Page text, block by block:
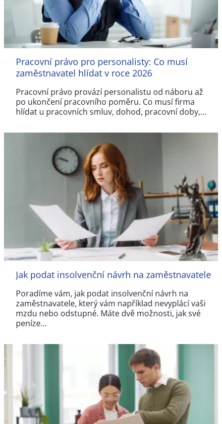
Pracovní právo pro personalisty: Co musí
zaměstnavatel hlídat v roce 2026
Pracovní právo provází personalistu od náboru až
po ukončení pracovního poměru. Co musí firma
hlídat u pracovních smluv, dohod, pracovní doby,…
Jak podat insolvenční návrh na zaměstnavatele
Poradíme vám, jak podat insolvenční návrh na
zaměstnavatele, který vám například nevyplácí vaši
mzdu nebo odstupné. Máte dvě možnosti, jak své
peníze…